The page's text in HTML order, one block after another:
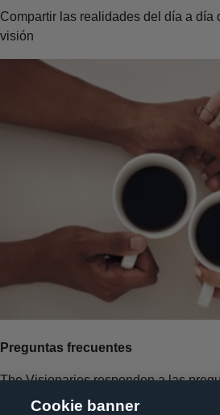
Compartir las realidades del día a día
visión
Preguntas frecuentes
The Visionaries responden a las
Cookie banner